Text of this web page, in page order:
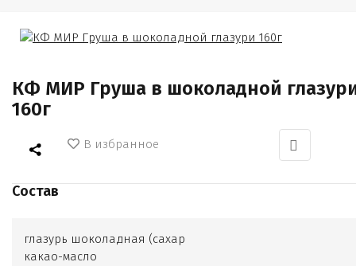
КФ МИР Груша в шоколадной
160г
В избранное
Состав
глазурь шоколадная (сахар
какао-масло